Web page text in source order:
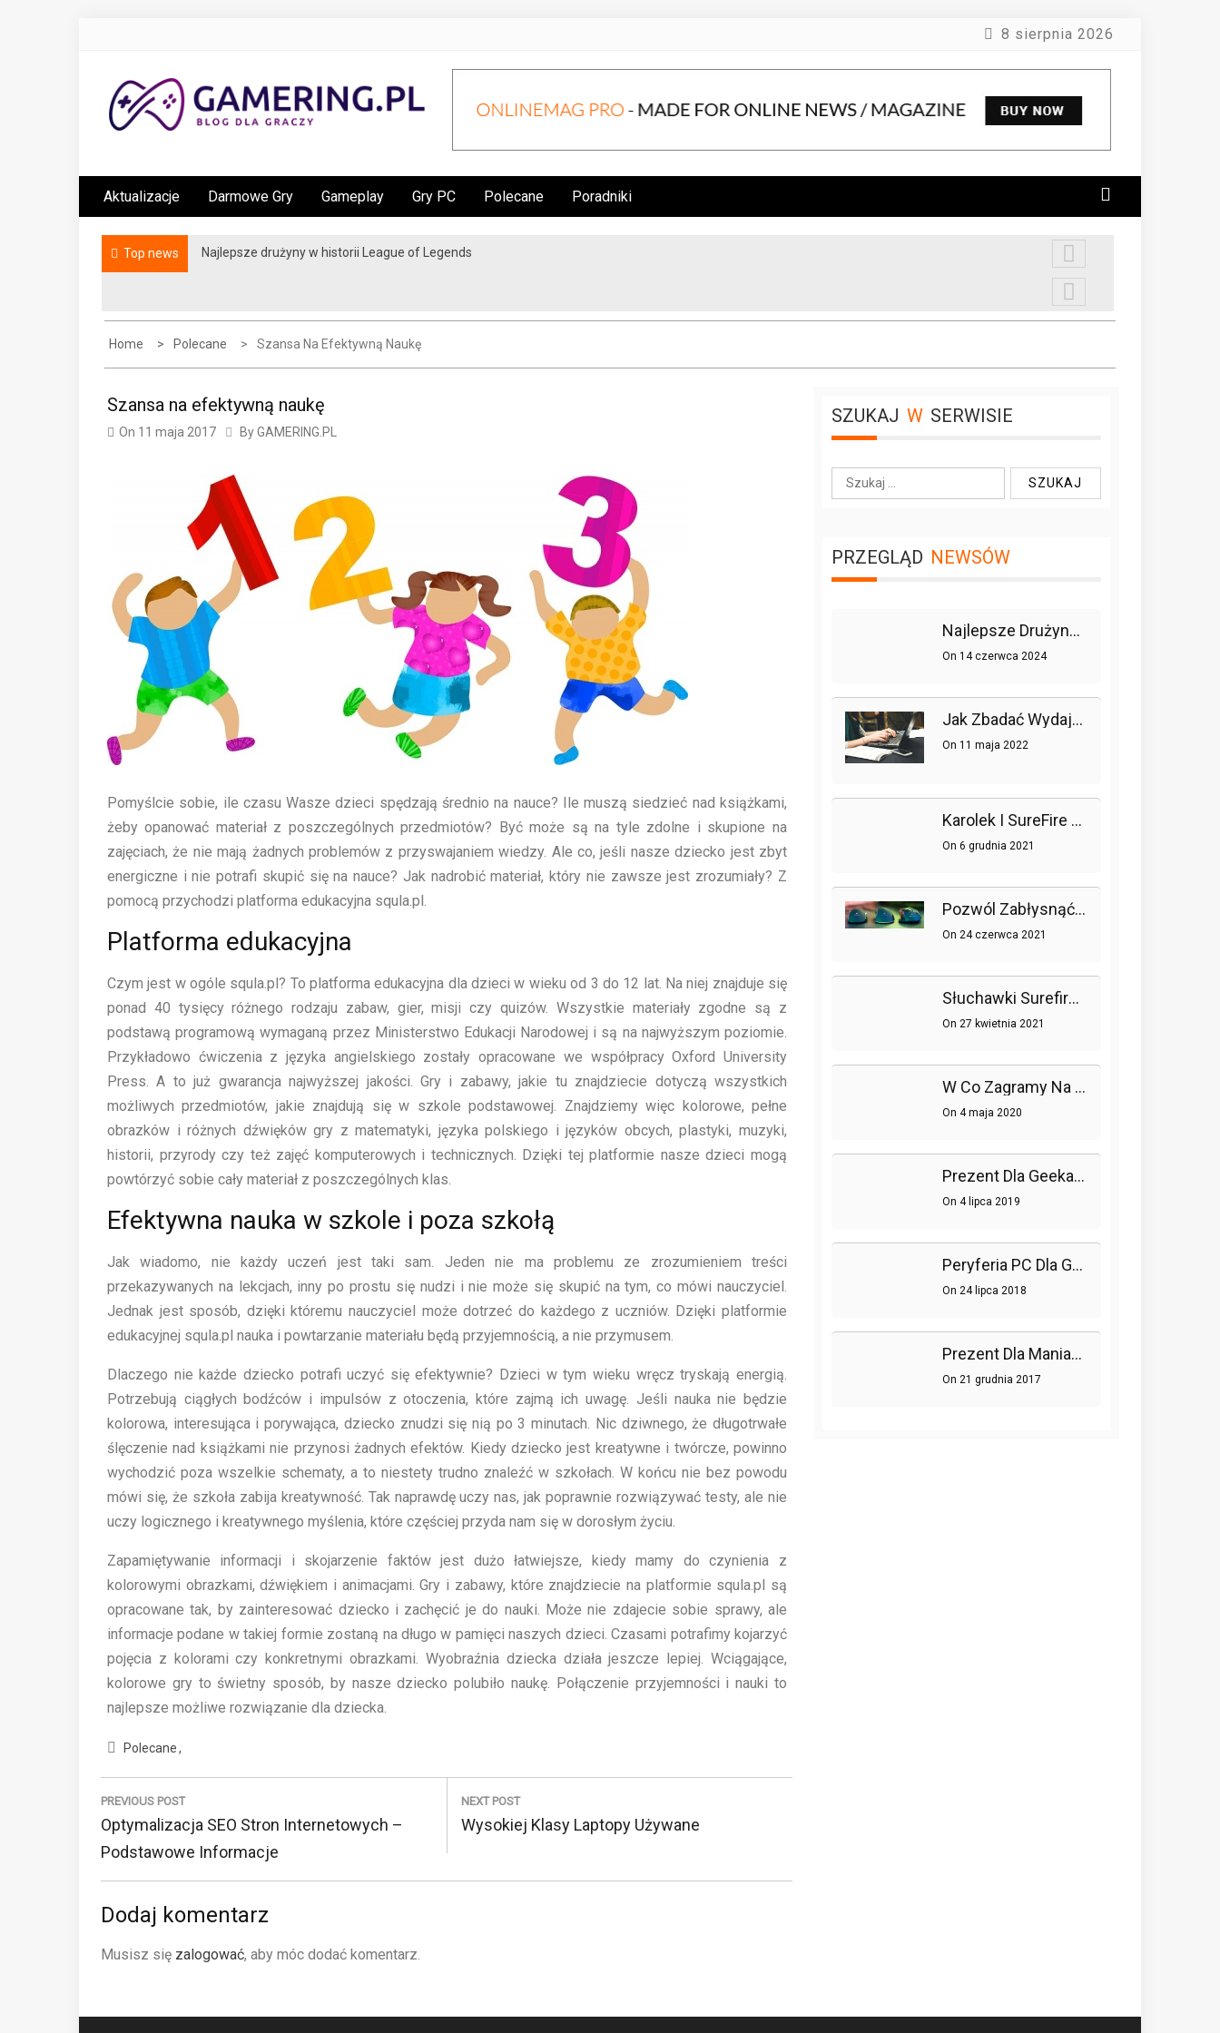
c
8 sierpnia 2026
gamering.pl
Aktualizacje Darmowe Gry Gameplay Gry PC Polecane Poradniki
Top news Najlepsze drużyny w historii League of Legends
Home Polecane Szansa Na Efektywną Naukę
Szansa na efektywną naukę
On 11 maja 2017 ByGAMERING.PL
Pomyślcie sobie, ile czasu Wasze dzieci spędzają średnio na nauce? Ile muszą siedzieć nad książkami,
żeby opanować materiał z poszczególnych przedmiotów? Być może są na tyle zdolne i skupione na
zajęciach, że nie mają żadnych problemów z przyswajaniem wiedzy. Ale co, jeśli nasze dziecko jest zbyt
energiczne i nie potrafi skupić się na nauce? Jak nadrobić materiał, który nie zawsze jest zrozumiały? Z
pomocą przychodzi platforma edukacyjna squla.pl.
Platforma edukacyjna
Czym jest w ogóle squla.pl? To platforma edukacyjna dla dzieci w wieku od 3 do 12 lat. Na niej znajduje się
ponad 40 tysięcy różnego rodzaju zabaw, gier, misji czy quizów. Wszystkie materiały zgodne są z
podstawą programową wymaganą przez Ministerstwo Edukacji Narodowej i są na najwyższym poziomie.
Przykładowo ćwiczenia z języka angielskiego zostały opracowane we współpracy Oxford University
Press. A to już gwarancja najwyższej jakości. Gry i zabawy, jakie tu znajdziecie dotyczą wszystkich
możliwych przedmiotów, jakie znajdują się w szkole podstawowej. Znajdziemy więc kolorowe, pełne
obrazków i różnych dźwięków gry z matematyki, języka polskiego i języków obcych, plastyki, muzyki,
historii, przyrody czy też zajęć komputerowych i technicznych. Dzięki tej platformie nasze dzieci mogą
powtórzyć sobie cały materiał z poszczególnych klas.
Efektywna nauka w szkole i poza szkołą
Jak wiadomo, nie każdy uczeń jest taki sam. Jeden nie ma problemu ze zrozumieniem treści
przekazywanych na lekcjach, inny po prostu się nudzi i nie może się skupić na tym, co mówi nauczyciel.
Jednak jest sposób, dzięki któremu nauczyciel może dotrzeć do każdego z uczniów. Dzięki platformie
edukacyjnej squla.pl nauka i powtarzanie materiału będą przyjemnością, a nie przymusem.
Dlaczego nie każde dziecko potrafi uczyć się efektywnie? Dzieci w tym wieku wręcz tryskają energią.
Potrzebują ciągłych bodźców i impulsów z otoczenia, które zajmą ich uwagę. Jeśli nauka nie będzie
kolorowa, interesująca i porywająca, dziecko znudzi się nią po 3 minutach. Nic dziwnego, że długotrwałe
ślęczenie nad książkami nie przynosi żadnych efektów. Kiedy dziecko jest kreatywne i twórcze, powinno
wychodzić poza wszelkie schematy, a to niestety trudno znaleźć w szkołach. W końcu nie bez powodu
mówi się, że szkoła zabija kreatywność. Tak naprawdę uczy nas, jak poprawnie rozwiązywać testy, ale nie
uczy logicznego i kreatywnego myślenia, które częściej przyda nam się w dorosłym życiu.
Zapamiętywanie informacji i skojarzenie faktów jest dużo łatwiejsze, kiedy mamy do czynienia z
kolorowymi obrazkami, dźwiękiem i animacjami. Gry i zabawy, które znajdziecie na platformie squla.pl są
opracowane tak, by zainteresować dziecko i zachęcić je do nauki. Może nie zdajecie sobie sprawy, ale
informacje podane w takiej formie zostaną na długo w pamięci naszych dzieci. Czasami potrafimy kojarzyć
pojęcia z kolorami czy konkretnymi obrazkami. Wyobraźnia dziecka działa jeszcze lepiej. Wciągające,
kolorowe gry to świetny sposób, by nasze dziecko polubiło naukę. Połączenie przyjemności i nauki to
najlepsze możliwe rozwiązanie dla dziecka.
Polecane
N
a
w
i
a
c
a
PREVIOUS POST
P
R
E
V
O
S
Optymalizacja SEO Stron Internetowych –
Podstawowe Informacje
NEXT POST
N
X
T
Wysokiej Klasy Laptopy Używane
Dodaj komentarz
Musisz się zalogować, aby móc dodać komentarz.
SZUKAJ W SERWISIE
z
k
a
PRZEGLĄD NEWSÓW
Najlepsze Drużyny W Historii League Of Legends
On14 czerwca 2024
Jak Zbadać Wydajność Strony Lub Sklepu Internetowego, Czyli Testy Obciążeniowe W Praktyce
On11 maja 2022
Karolek I SureFire Łączą Siły!
On6 grudnia 2021
Pozwól Zabłysnąć Swojemu Pokojowi Gier Dzięki Trzem Myszom Surefire
On24 czerwca 2021
Słuchawki Surefire Dla Prawdziwych Graczy
On27 kwietnia 2021
W Co Zagramy Na Wielu Platformach?
On4 maja 2020
Prezent Dla Geeka – To Go Ucieszy!
On4 lipca 2019
Peryferia PC Dla Graczy – Gdzie Szukać Nowości?
On24 lipca 2018
Prezent Dla Maniaka Gier
On21 grudnia 2017